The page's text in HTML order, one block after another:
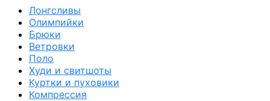
Лонгсливы
Олимпийки
Брюки
Ветровки
Поло
Худи и свитшоты
Куртки и пуховики
Компрессия